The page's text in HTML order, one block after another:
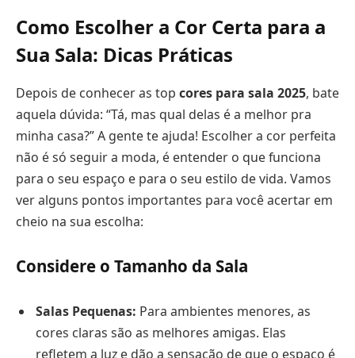
Como Escolher a Cor Certa para a
Sua Sala: Dicas Práticas
Depois de conhecer as top cores para sala 2025, bate
aquela dúvida: “Tá, mas qual delas é a melhor pra
minha casa?” A gente te ajuda! Escolher a cor perfeita
não é só seguir a moda, é entender o que funciona
para o seu espaço e para o seu estilo de vida. Vamos
ver alguns pontos importantes para você acertar em
cheio na sua escolha:
Considere o Tamanho da Sala
Salas Pequenas: Para ambientes menores, as
cores claras são as melhores amigas. Elas
refletem a luz e dão a sensação de que o espaço é